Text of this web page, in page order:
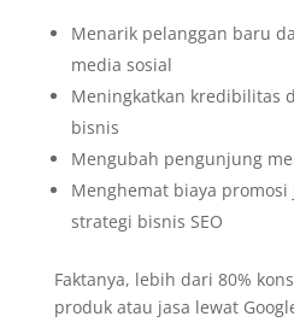
Menarik pelanggan baru
media sosial
Meningkatkan kredibilitas
bisnis
Mengubah pengunjung
Menghemat biaya
strategi bisnis SEO
Faktanya, lebih dari 80%
produk atau jasa lewat